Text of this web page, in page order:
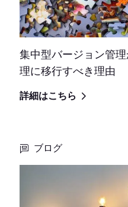
集中型バージョン管
理に移行すべき理由
詳細はこちら
ブログ